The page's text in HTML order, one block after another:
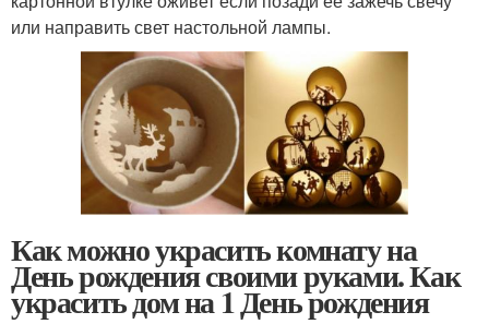
или направить свет настольной лампы.
Как можно украсить комнату на
День рождения своими руками. Как
украсить дом на 1 День рождения